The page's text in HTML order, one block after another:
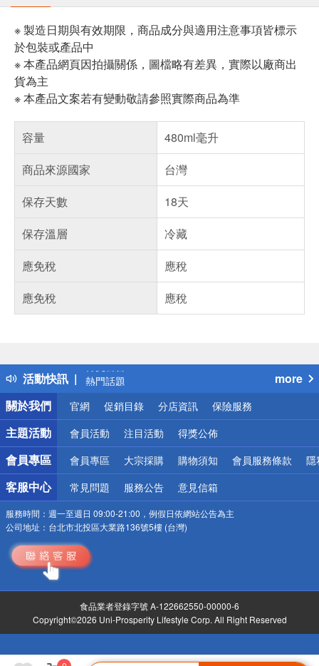
※ 製造日期與有效期限，商品成分與適用注意事項皆標示
於包裝或產品中
※ 本產品網頁因拍攝關係，圖檔略有差異，實際以廠商出
貨為主
※ 本產品文案若有變動敬請參照實際商品為準
容量
480ml毫升
商品來源國家
台灣
保存天數
18天
保存溫層
冷藏
應免稅
應稅
應免稅
應稅
活動快訊
得獎公告
熱門話題
銀行優惠
偏遠地區配送
詐騙網頁！請小心！
more
關於我們
官網 促銷目錄 分店資訊 保險服務
主題活動 會員活動 注目活動 得獎公佈
會員專區 會員專區 大宗採購 購物須知 會員服務條款 隱
客服中心 常見問題 服務公告 意見信箱
服務時間： 週一至週日 09:00-21:00，例假日依網站公告為主
公司地址： 台北市北投區大業路136號5樓 (台灣)
食品業者登錄字號 A-122662550-00000-6
Copyright©2026 Uni-Prosperity Lifestyle Corp. All Right Reserved